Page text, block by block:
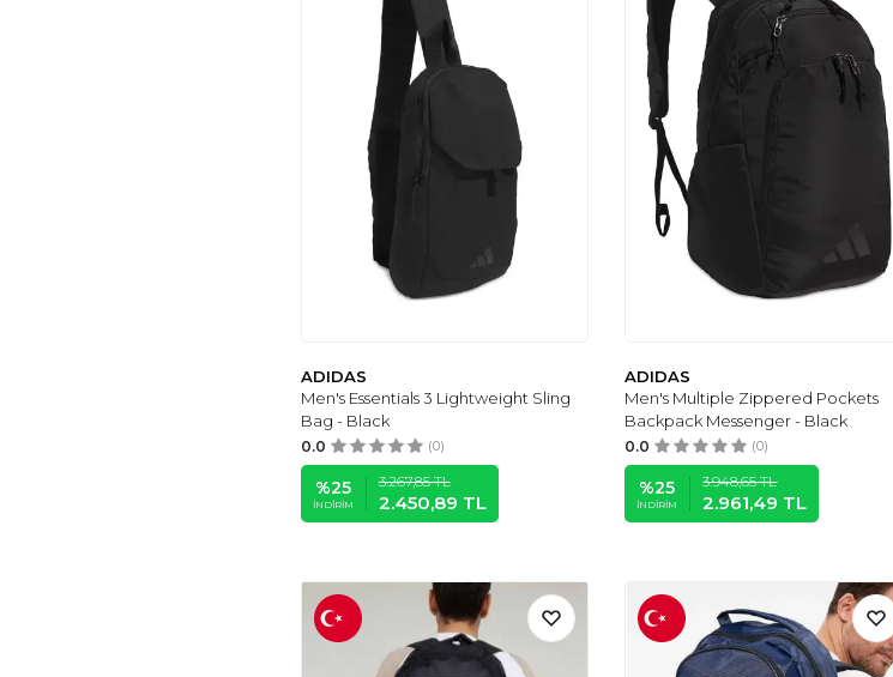
ADIDAS
Men's Essentials 3 Lightweight Sling
Bag - Black
0.0 (0)
%25
İNDIRIM
3.267,85TL
2.450,89 TL
ADIDAS
Men's Multiple Zippered Pockets
Backpack Messenger - Black
0.0 (0)
%25
İNDIRIM
3.948,65TL
2.961,49 TL